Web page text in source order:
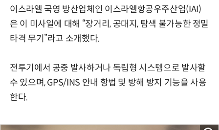
이스라엘 국영 방산업체인 이스라엘항공우주산업(IAI)
은 이 미사일에 대해 “장거리, 공대지, 탐색 불가능한 정밀
타격 무기”라고 소개했다.
전투기에서 공중 발사하거나 독립형 시스템으로 발사할
수 있으며, GPS/INS 안내 항법 및 방해 방지 기능을 사용
한다.